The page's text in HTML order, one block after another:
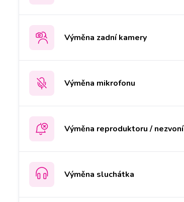
Výměna zadní kamery
Výměna mikrofonu
Výměna reproduktoru / nezvoní
Výměna sluchátka